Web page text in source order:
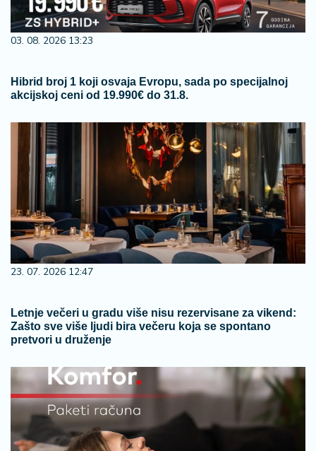
03. 08. 2026 13:23
Hibrid broj 1 koji osvaja Evropu, sada po specijalnoj
akcijskoj ceni od 19.990€ do 31.8.
23. 07. 2026 12:47
Letnje večeri u gradu više nisu rezervisane za vikend:
Zašto sve više ljudi bira večeru koja se spontano
pretvori u druženje